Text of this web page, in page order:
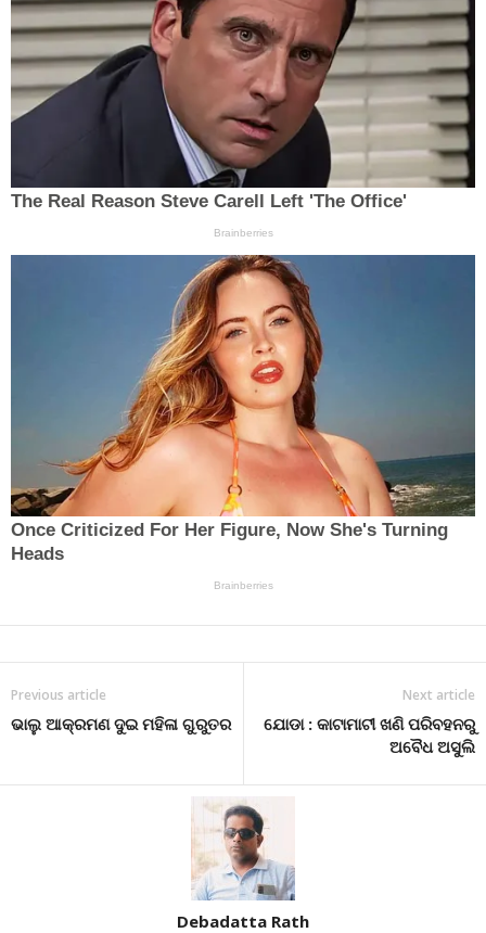
Previous article
ଭାଲୁ ଆକ୍ରମଣ ଦୁଇ ମହିଳା ଗୁରୁତର
Next article
ଯୋଡା : କାଟାମାଟୀ ଖଣି ପରିବହନରୁ
ଅବୈଧ ଅସୁଲି
Debadatta Rath